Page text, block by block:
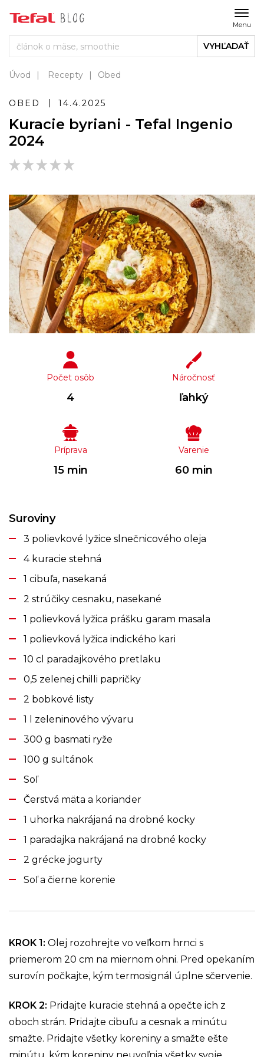
Menu
VYHĽADAŤ
Úvod Recepty Obed
OBED 14.4.2025
Kuracie byriani - Tefal Ingenio
2024
Počet osôb
4
Náročnosť
ľahký
Príprava
15 min
Varenie
60 min
Suroviny
3 polievkové lyžice slnečnicového oleja
4 kuracie stehná
1 cibuľa, nasekaná
2 strúčiky cesnaku, nasekané
1 polievková lyžica prášku garam masala
1 polievková lyžica indického kari
10 cl paradajkového pretlaku
0,5 zelenej chilli papričky
2 bobkové listy
1 l zeleninového vývaru
300 g basmati ryže
100 g sultánok
Soľ
Čerstvá mäta a koriander
1 uhorka nakrájaná na drobné kocky
1 paradajka nakrájaná na drobné kocky
2 grécke jogurty
Soľ a čierne korenie
KROK 1: Olej rozohrejte vo veľkom hrnci s
priemerom 20 cm na miernom ohni. Pred opekaním
surovín počkajte, kým termosignál úplne sčervenie.
KROK 2: Pridajte kuracie stehná a opečte ich z
oboch strán. Pridajte cibuľu a cesnak a minútu
smažte. Pridajte všetky koreniny a smažte ešte